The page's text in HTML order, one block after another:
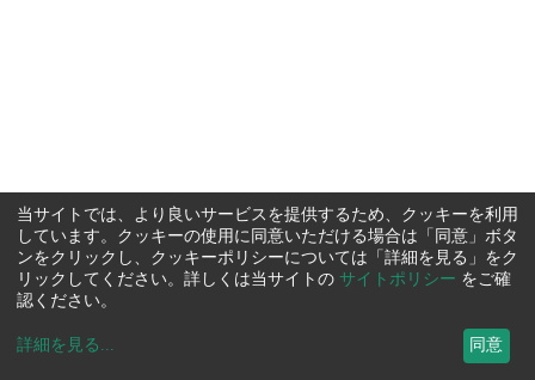
当サイトでは、より良いサービスを提供するため、クッキーを利用
しています。クッキーの使用に同意いただける場合は「同意」ボタ
ンをクリックし、クッキーポリシーについては「詳細を見る」をク
リックしてください。詳しくは当サイトの サイトポリシー をご確
認ください。
詳細を見る ... 同意